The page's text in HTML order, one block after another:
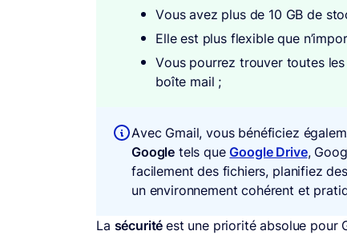
Vous avez plus de 10 GB de
Elle est plus flexible que
Vous pourrez trouver toutes
boîte mail ;
Avec Gmail, vous bénéficiez
Google tels queGoogle Drive,
facilement des fichiers, planifiez
un environnement cohérent et
La sécuritéest une priorité absolue pour